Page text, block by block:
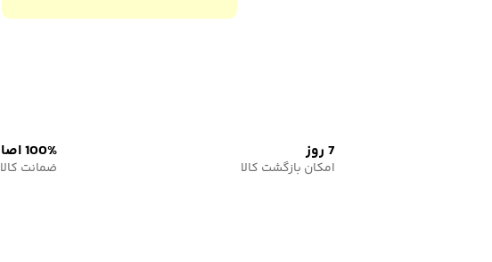
7 روز
امکان بازگشت کالا
100% اصالت
ضمانت کالا